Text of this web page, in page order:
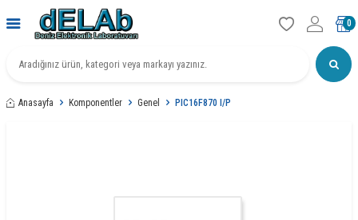
0
Anasayfa Komponentler Genel PIC16F870 I/P